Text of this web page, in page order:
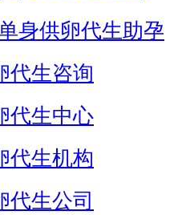
身供卵代生助孕
代生咨询
代生中心
代生机构
代生公司